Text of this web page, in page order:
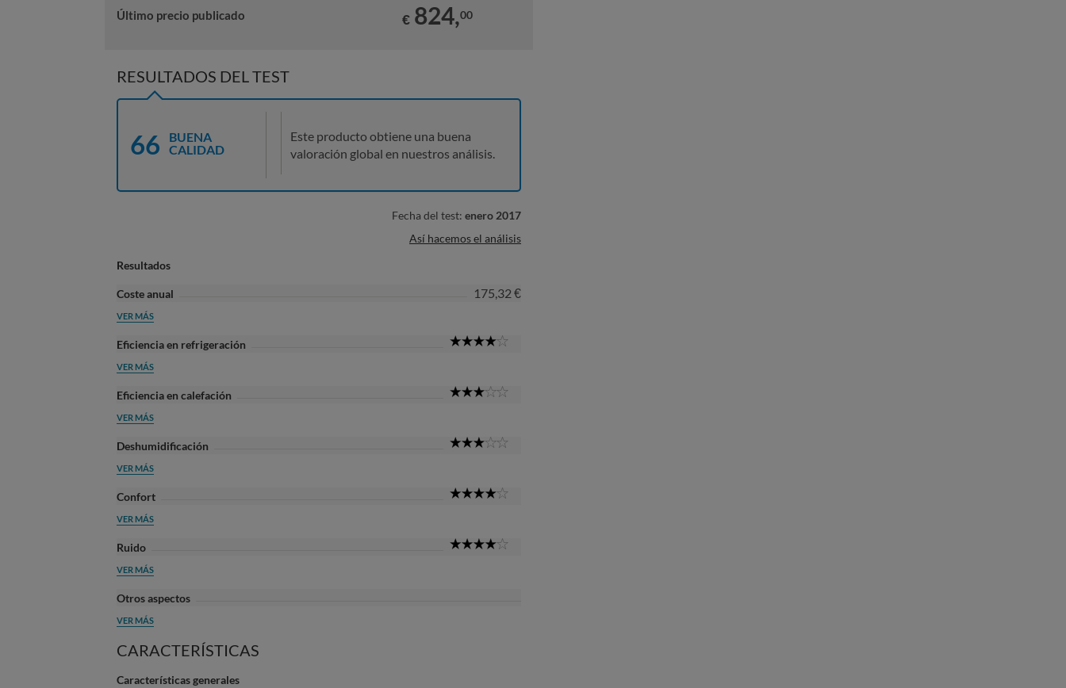
Último precio publicado € 824,00
RESULTADOS DEL TEST
66
BUENA
CALIDAD
Este producto obtiene una buena
valoración global en nuestros análisis.
Fecha del test: enero 2017
Así hacemos el análisis
Resultados
Coste anual 175,32 €
VER MÁS
Eficiencia en refrigeración
VER MÁS
Eficiencia en calefación
VER MÁS
Deshumidificación
VER MÁS
Confort
VER MÁS
Ruido
VER MÁS
Otros aspectos
VER MÁS
CARACTERÍSTICAS
Características generales